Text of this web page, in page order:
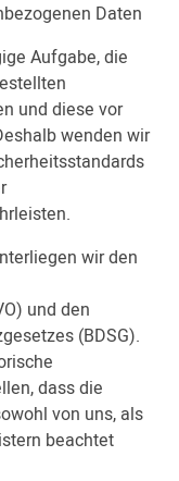
Daten
Aufgabe, die
und diese vor
wenden wir
wir den
und den
(BDSG).
dass die
von uns, als
beachtet